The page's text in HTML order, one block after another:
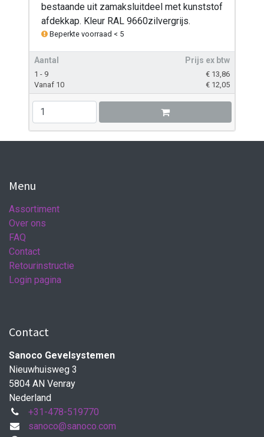
bestaande uit zamaksluitdeel met kunststof
afdekkap. Kleur RAL 9660zilvergrijs.
Beperkte voorraad < 5
Aantal Prijs ex btw
1 - 9 € 13,86
Vanaf 10
€ 12,05
Menu
Assortiment
Over ons
FAQ
Contact
Retourinstructie
Login pagina
Contact
Sanoco Gevelsystemen
Nieuwhuisweg 3
5804 AN Venray
Nederland
+31-478-519770
sanoco@sanoco.com